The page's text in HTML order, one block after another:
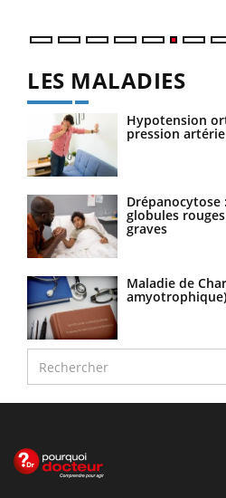
LES MALADIES
Hypotension
pression
globules
graves
Maladie de
amyotrophique)